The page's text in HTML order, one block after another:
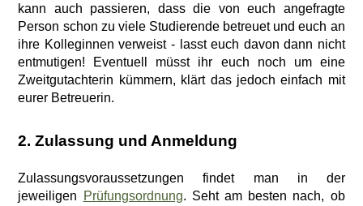
kann auch passieren, dass die von euch angefragte
Person schon zu viele Studierende betreuet und euch an
ihre Kolleginnen verweist - lasst euch davon dann nicht
entmutigen! Eventuell müsst ihr euch noch um eine
Zweitgutachterin kümmern, klärt das jedoch einfach mit
eurer Betreuerin.
2. Zulassung und Anmeldung
Zulassungsvoraussetzungen findet man in der
jeweiligen
Prüfungsordnung. Seht am besten nach, ob